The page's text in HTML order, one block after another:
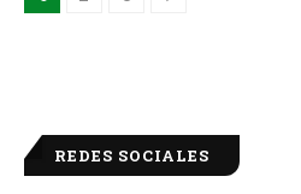
REDES SOCIALES